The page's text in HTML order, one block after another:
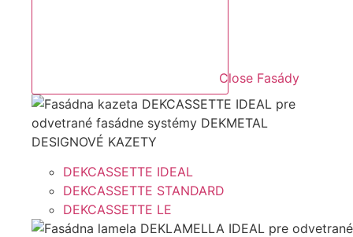
Close Fasády
DESIGNOVÉ KAZETY
DEKCASSETTE IDEAL
DEKCASSETTE STANDARD
DEKCASSETTE LE